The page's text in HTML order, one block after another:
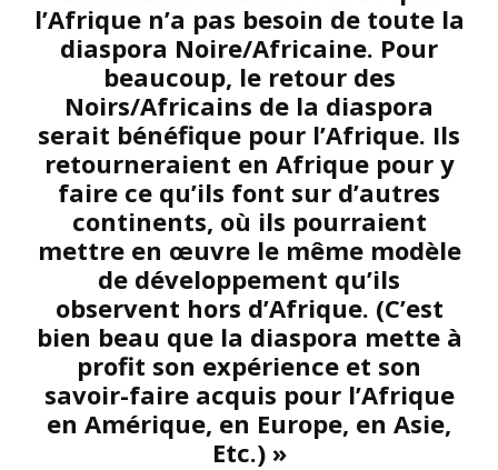
l’Afrique n’a pas besoin de toute la
diaspora Noire/Africaine. Pour
beaucoup, le retour des
Noirs/Africains de la diaspora
serait bénéfique pour l’Afrique. Ils
retourneraient en Afrique pour y
faire ce qu’ils font sur d’autres
continents, où ils pourraient
mettre en œuvre le même modèle
de développement qu’ils
observent hors d’Afrique. (C’est
bien beau que la diaspora mette à
profit son expérience et son
savoir-faire acquis pour l’Afrique
en Amérique, en Europe, en Asie,
Etc.) »